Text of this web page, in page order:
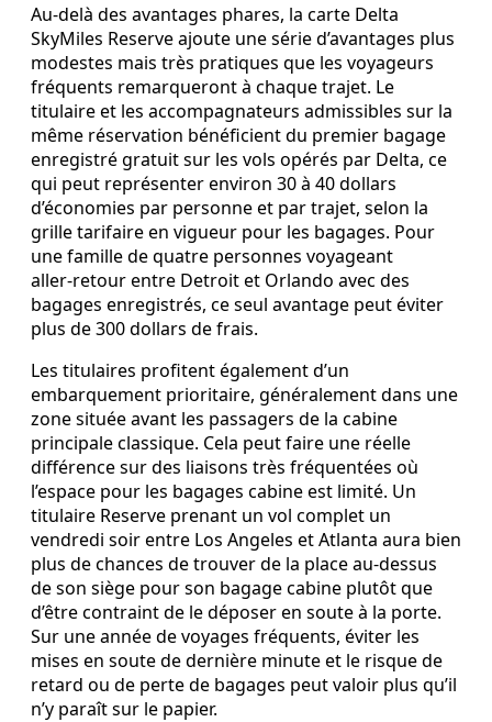
Au‑delà des avantages phares, la carte Delta
SkyMiles Reserve ajoute une série d’avantages plus
modestes mais très pratiques que les voyageurs
fréquents remarqueront à chaque trajet. Le
titulaire et les accompagnateurs admissibles sur la
même réservation bénéficient du premier bagage
enregistré gratuit sur les vols opérés par Delta, ce
qui peut représenter environ 30 à 40 dollars
d’économies par personne et par trajet, selon la
grille tarifaire en vigueur pour les bagages. Pour
une famille de quatre personnes voyageant
aller‑retour entre Detroit et Orlando avec des
bagages enregistrés, ce seul avantage peut éviter
plus de 300 dollars de frais.
Les titulaires profitent également d’un
embarquement prioritaire, généralement dans une
zone située avant les passagers de la cabine
principale classique. Cela peut faire une réelle
différence sur des liaisons très fréquentées où
l’espace pour les bagages cabine est limité. Un
titulaire Reserve prenant un vol complet un
vendredi soir entre Los Angeles et Atlanta aura bien
plus de chances de trouver de la place au‑dessus
de son siège pour son bagage cabine plutôt que
d’être contraint de le déposer en soute à la porte.
Sur une année de voyages fréquents, éviter les
mises en soute de dernière minute et le risque de
retard ou de perte de bagages peut valoir plus qu’il
n’y paraît sur le papier.